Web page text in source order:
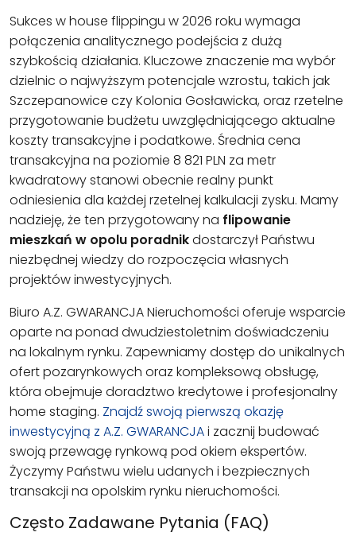
Sukces w house flippingu w 2026 roku wymaga
połączenia analitycznego podejścia z dużą
szybkością działania. Kluczowe znaczenie ma wybór
dzielnic o najwyższym potencjale wzrostu, takich jak
Szczepanowice czy Kolonia Gosławicka, oraz rzetelne
przygotowanie budżetu uwzględniającego aktualne
koszty transakcyjne i podatkowe. Średnia cena
transakcyjna na poziomie 8 821 PLN za metr
kwadratowy stanowi obecnie realny punkt
odniesienia dla każdej rzetelnej kalkulacji zysku. Mamy
nadzieję, że ten przygotowany na flipowanie
mieszkań w opolu poradnikdostarczył Państwu
niezbędnej wiedzy do rozpoczęcia własnych
projektów inwestycyjnych.
Biuro A.Z. GWARANCJA Nieruchomości oferuje wsparcie
oparte na ponad dwudziestoletnim doświadczeniu
na lokalnym rynku. Zapewniamy dostęp do unikalnych
ofert pozarynkowych oraz kompleksową obsługę,
która obejmuje doradztwo kredytowe i profesjonalny
home staging. Znajdź swoją pierwszą okazję
inwestycyjną z A.Z. GWARANCJAi zacznij budować
swoją przewagę rynkową pod okiem ekspertów.
Życzymy Państwu wielu udanych i bezpiecznych
transakcji na opolskim rynku nieruchomości.
Często Zadawane Pytania (FAQ)